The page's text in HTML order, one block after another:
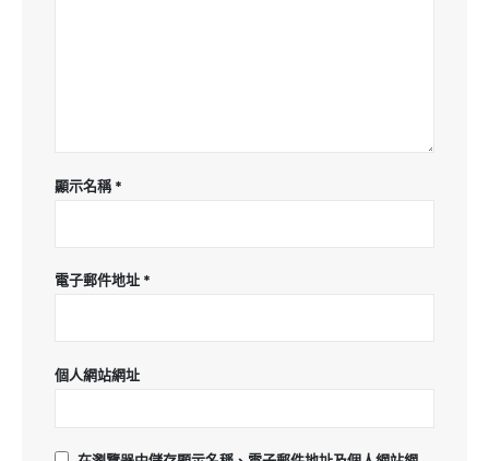
顯示名稱*
電子郵件地址 *
個人網站網址